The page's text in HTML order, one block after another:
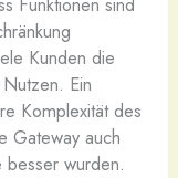
Kunden die
Ein
Komplexität des
Gateway auch
wurden.